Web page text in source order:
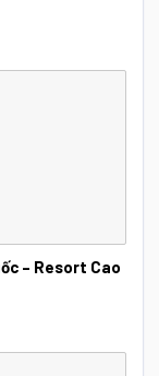
– Resort Cao